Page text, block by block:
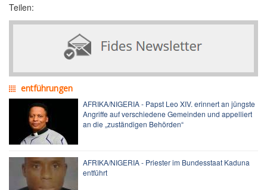
Teilen:
entführungen
AFRIKA/NIGERIA - Papst Leo XIV. erinnert an jüngste
Angriffe auf verschiedene Gemeinden und appelliert
an die „zuständigen Behörden“
AFRIKA/NIGERIA - Priester im Bundesstaat Kaduna
entführt